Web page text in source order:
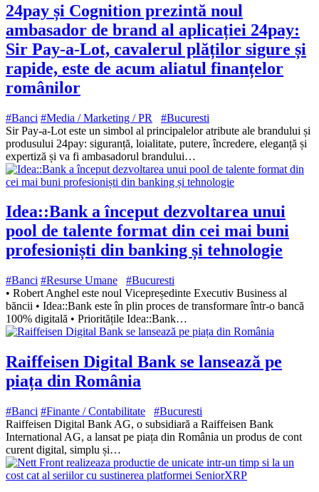
24pay și Cognition prezintă noul
ambasador de brand al aplicației 24pay:
Sir Pay-a-Lot, cavalerul plăților sigure și
rapide, este de acum aliatul finanțelor
românilor
#Banci #Media / Marketing / PR
#Bucuresti
Sir Pay-a-Lot este un simbol al principalelor atribute ale brandului și
produsului 24pay: siguranță, loialitate, putere, încredere, eleganță și
expertiză și va fi ambasadorul brandului…
Idea::Bank a început dezvoltarea unui
pool de talente format din cei mai buni
profesioniști din banking și tehnologie
#Banci #Resurse Umane
#Bucuresti
• Robert Anghel este noul Vicepreședinte Executiv Business al
băncii • Idea::Bank este în plin proces de transformare într-o bancă
100% digitală • Prioritățile Idea::Bank…
Raiffeisen Digital Bank se lansează pe
piața din România
#Banci #Finante / Contabilitate
#Bucuresti
Raiffeisen Digital Bank AG, o subsidiară a Raiffeisen Bank
International AG, a lansat pe piața din România un produs de cont
curent digital, simplu și…